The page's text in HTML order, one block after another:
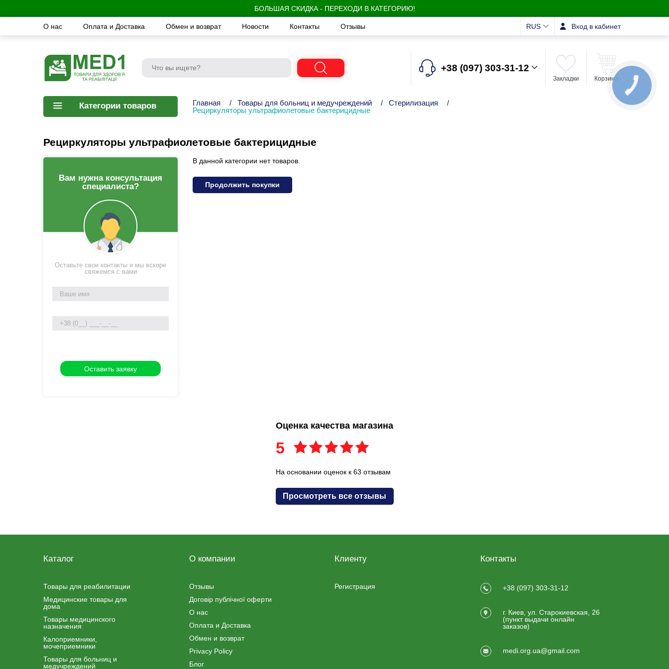
БОЛЬШАЯ СКИДКА - ПЕРЕХОДИ В КАТЕГОРИЮ!
О нас Оплата и Доставка Обмен и возврат Новости Контакты Отзывы RUS Вход в кабинет
+38 (097) 303-31-12
Закладки Корзина
Категории товаров Главная / Товары для больниц и медучреждений / Стерилизация
/
Рециркуляторы ультрафиолетовые бактерицидные
Рециркуляторы ультрафиолетовые бактерицидные
Вам нужна консультация
специалиста?
Оставьте свои контакты и мы вскоре
свяжемся с вами
В данной категории нет товаров.
Продолжить покупки
Оценка качества магазина
5
На основании оценок к 63 отзывам
Просмотреть все отзывы
Каталог
Товары для реабилитации
Медицинские товары для
дома
Товары медицинского
назначения
Калоприемники,
мочеприемники
Товары для больниц и
медучреждений
О компании
Отзывы
Договір публічної оферти
О нас
Оплата и Доставка
Обмен и возврат
Privacy Policy
Блог
Клиенту
Регистрация
Контакты
+38 (097) 303-31-12
г. Киев, ул. Старокиевская, 26
(пункт выдачи онлайн
заказов)
medi.org.ua@gmail.com
КНОПКА
ЗВ'ЯЗКУ